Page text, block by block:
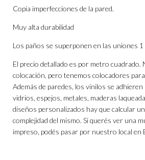
Copia imperfecciones de la pared.
Muy alta durabilidad
Los paños se superponen en las uniones 1
El precio detallado es por metro cuadrado.
colocación, pero tenemos colocadores
Además de paredes, los vinilos se
vidrios, espejos, metales, maderas
diseños personalizados hay que calcular
complejidad del mismo. Si querés ver una
impreso, podés pasar por nuestro local en